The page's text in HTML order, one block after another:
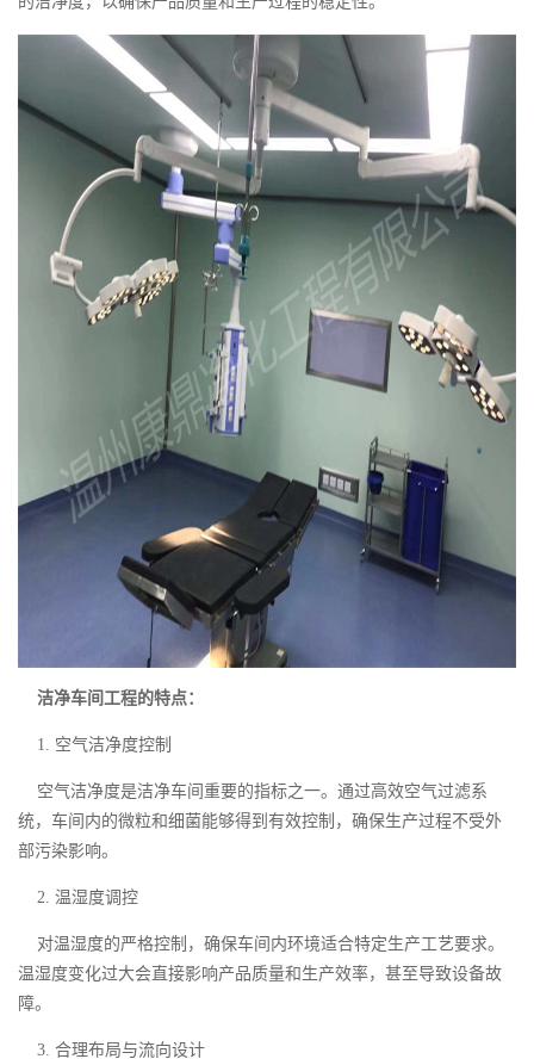
洁净车间工程的特点：
1. 空气洁净度控制
空气洁净度是洁净车间重要的指标之一。通过高效空气过滤系
统，车间内的微粒和细菌能够得到有效控制，确保生产过程不受外
部污染影响。
2. 温湿度调控
对温湿度的严格控制，确保车间内环境适合特定生产工艺要求。
温湿度变化过大会直接影响产品质量和生产效率，甚至导致设备故
障。
3. 合理布局与流向设计